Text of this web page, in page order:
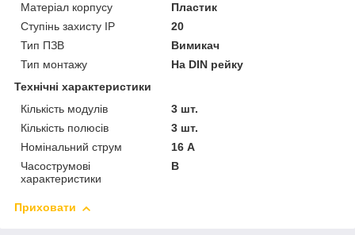
Матеріал корпусу
Пластик
Ступінь захисту IP
20
Тип ПЗВ
Вимикач
Тип монтажу
На DIN рейку
Технічні характеристики
Кількість модулів
3 шт.
Кількість полюсів
3 шт.
Номінальний струм
16 А
Часострумові
характеристики
B
Приховати